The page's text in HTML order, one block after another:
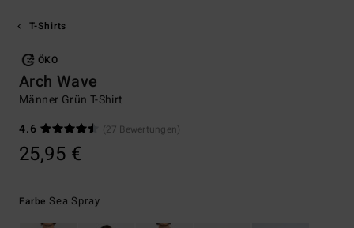
T-Shirts
ÖKO
Arch Wave
Männer Grün T-Shirt
4.6
(27 Bewertungen)
25,95 €
Farbe Sea Spray